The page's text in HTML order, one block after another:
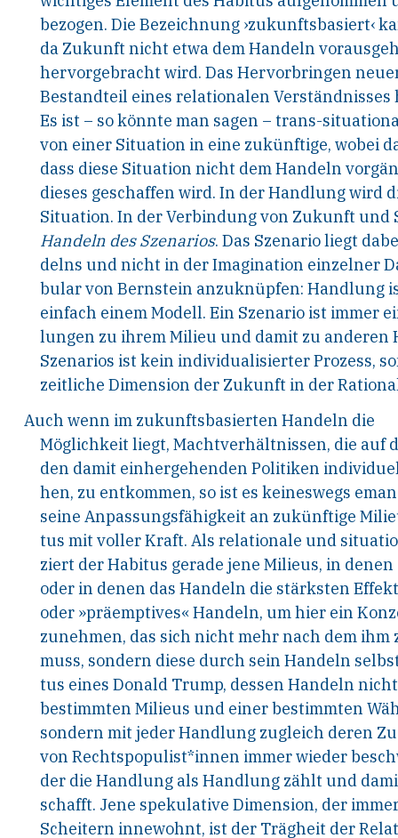
bezogen. Die Bezeichnung ›zukunftsbasiert‹
da Zukunft nicht etwa dem Handeln
hervorgebracht wird. Das Hervorbringen
Bestandteil eines relationalen
Es ist – so könnte man sagen – trans-
von einer Situation in eine zukünftige, wobei
dass diese Situation nicht dem Handeln
dieses geschaffen wird. In der Handlung wird
Situation. In der Verbindung von Zukunft und
Handeln des Szenarios. Das Szenario liegt
delns und nicht in der Imagination einzelner
bular von Bernstein anzuknüpfen: Handlung
einfach einem Modell. Ein Szenario ist immer
lungen zu ihrem Milieu und damit zu anderen
Szenarios ist kein individualisierter Prozess,
zeitliche Dimension der Zukunft in der
Auch wenn im zukunftsbasierten Handeln die
Möglichkeit liegt, Machtverhältnissen, die auf
den damit einhergehenden Politiken
hen, zu entkommen, so ist es keineswegs
seine Anpassungsfähigkeit an zukünftige
tus mit voller Kraft. Als relationale und
ziert der Habitus gerade jene Milieus, in denen
oder in denen das Handeln die stärksten
oder »präemptives« Handeln, um hier ein
zunehmen, das sich nicht mehr nach dem
muss, sondern diese durch sein Handeln
tus eines Donald Trump, dessen Handeln
bestimmten Milieus und einer bestimmten
sondern mit jeder Handlung zugleich deren
von Rechtspopulist*innen immer wieder
der die Handlung als Handlung zählt und
schafft. Jene spekulative Dimension, der
Scheitern innewohnt, ist der Trägheit der